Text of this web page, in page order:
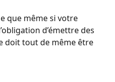
que même si votre
d’émettre des
doit tout de même être